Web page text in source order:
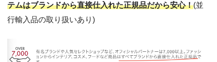
テムはブランドから直接仕入れた正規品だから安心！(並
行輸入品の取り扱いあり)